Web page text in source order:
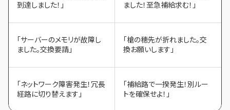
到達しました！」
ました！至急補給求む！」
「サーバーのメモリが故障し
ました。交換要請」
「槍の穂先が折れました。交
換お願いします」
「ネットワーク障害発生！冗長
経路に切り替えます」
「補給路で一揆発生！別ルー
トを確保せよ！」